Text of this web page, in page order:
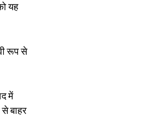
यह
रूप से
में
से बाहर